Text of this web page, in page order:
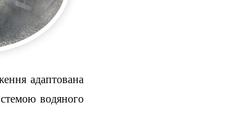
адаптована
водяного